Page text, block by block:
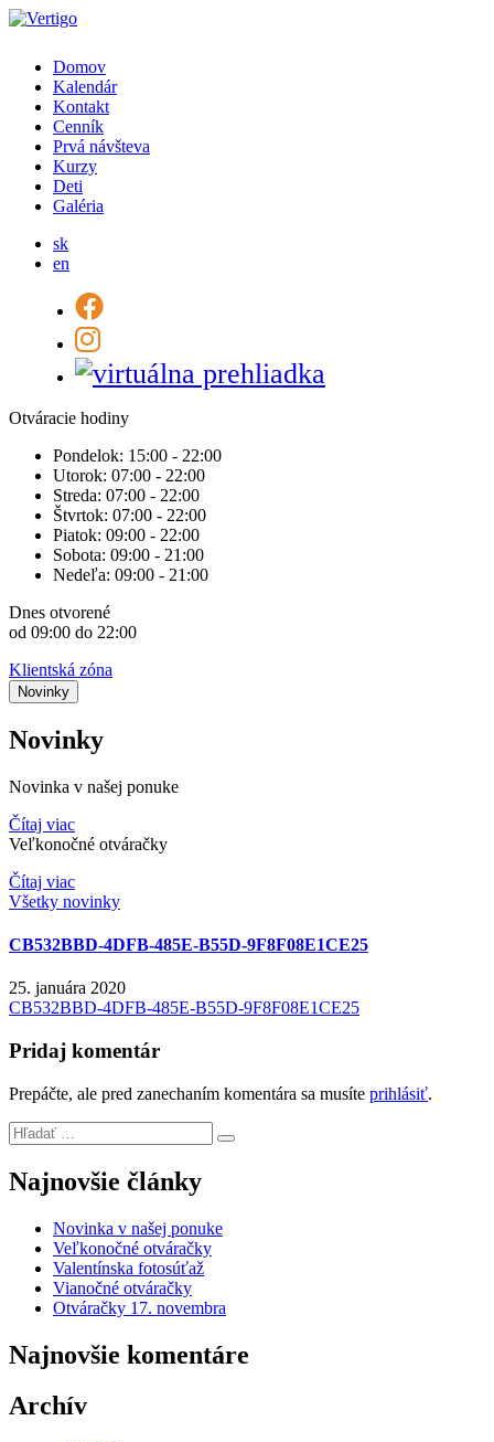
Domov
Kalendár
Kontakt
Cenník
Prvá návšteva
Kurzy
Deti
Galéria
sk
en
Otváracie hodiny
Pondelok: 15:00 - 22:00
Utorok: 07:00 - 22:00
Streda: 07:00 - 22:00
Štvrtok: 07:00 - 22:00
Piatok: 09:00 - 22:00
Sobota: 09:00 - 21:00
Nedeľa: 09:00 - 21:00
Dnes otvorené
od 09:00 do 22:00
Klientská zóna
Novinky
Novinky
Novinka v našej ponuke
Čítaj viac
Veľkonočné otváračky
Čítaj viac
Všetky novinky
CB532BBD-4DFB-485E-B55D-9F8F08E1CE25
25. januára 2020
Navigácia
v
článku
CB532BBD-4DFB-485E-B55D-9F8F08E1CE25
Pridaj komentár
Prepáčte, ale pred zanechaním komentára sa musíte prihlásiť.
Hľadať:
Search
Najnovšie články
Novinka v našej ponuke
Veľkonočné otváračky
Valentínska fotosúťaž
Vianočné otváračky
Otváračky 17. novembra
Najnovšie komentáre
Archív